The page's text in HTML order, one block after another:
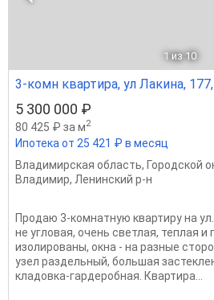
1 из 10
3-комн квартира, ул Лакина,
5 300 000 ₽
80 425 ₽ за м2
Ипотека от 25 421 ₽ в месяц
Владимирская область, Городской
Владимир, Ленинский р-н
Продаю 3-комнатную квартиру на
не угловая, очень светлая, теплая
изолированы, окна - на разные
узел раздельный, большая
кладовка-гардеробная. Квартира...